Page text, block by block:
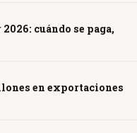
cuándo se paga,
en exportaciones